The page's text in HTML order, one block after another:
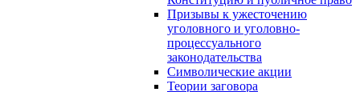
Призывы к ужесточению
уголовного и уголовно-
процессуального
законодательства
Символические акции
Теории заговора